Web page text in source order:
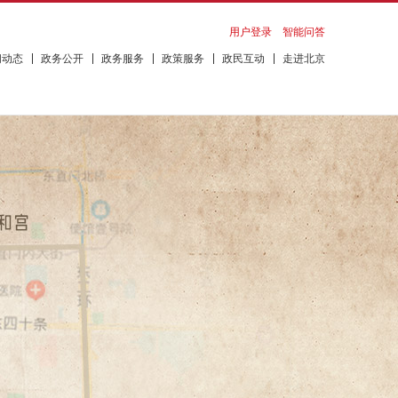
态 政务公开 政务服务 政策服务 政民互动 走进北京
用户登录 智能问答